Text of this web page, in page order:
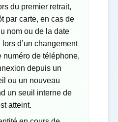
du premier retrait,
par carte, en cas de
nom ou de la date
d’un changement
numéro de téléphone,
depuis un
ou un nouveau
un seuil interne de
atteint.